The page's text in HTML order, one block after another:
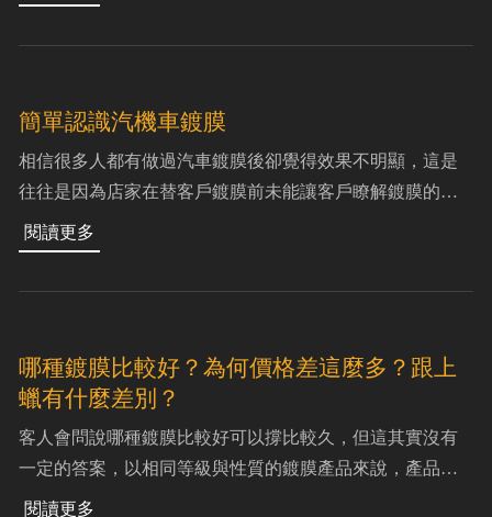
上。我們從設計到銷售，以及整個生產流程
簡單認識汽機車鍍膜
相信很多人都有做過汽車鍍膜後卻覺得效果不明顯，這是
往往是因為店家在替客戶鍍膜前未能讓客戶瞭解鍍膜的真
正功效，甚至誇大的解說導致消費者的誤導。市面上有許
多名稱的鍍膜但其主要可分為結晶型與非結晶型的奈米鍍
哪種鍍膜比較好？為何價格差這麼多？跟上
蠟有什麼差別？
客人會問說哪種鍍膜比較好可以撐比較久，但這其實沒有
一定的答案，以相同等級與性質的鍍膜產品來說，產品本
身差異不大但是在施做的流程、環境與工法不同將會讓效